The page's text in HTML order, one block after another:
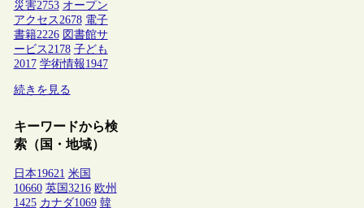
災害2753 オープン
アクセス 2678 電子
書籍2226 図書館サ
ービス 2178 子ども
2017 学術情報1947
続きを見る
キーワードから検
索（国・地域）
日本19621 米国
10660 英国 3216 欧州
1425 カナダ1069 韓